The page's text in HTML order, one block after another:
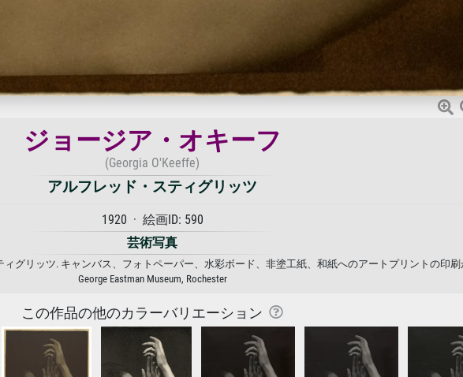
ジョージア・オキーフ
(Georgia O'Keeffe)
アルフレッド・スティグリッツ
1920 · 絵画ID: 590
芸術写真
ィグリッツ. キャンバス、フォトペーパー、水彩ボード、非塗工紙、和紙へのアートプリントの印
George Eastman Museum, Rochester
この作品の他のカラーバリエーション